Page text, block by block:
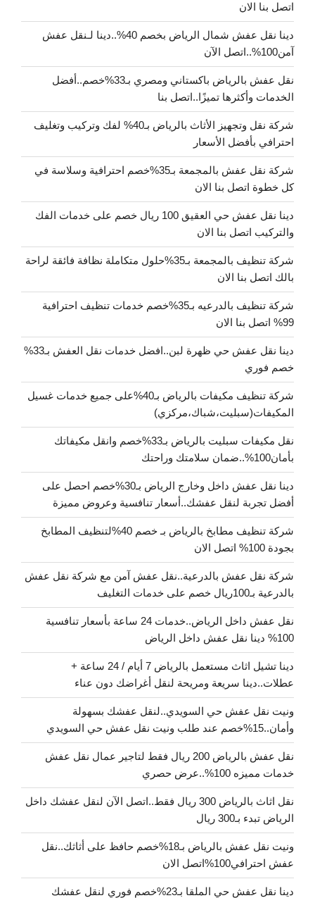
اتصل بنا الان
دينا نقل عفش شمال الرياض بخصم 40%..دينا لـنقل عفش
آمن100%..اتصل الآن
نقل عفش بالرياض باكستاني ومصري بـ33%خصم..أفضل
الخدمات وأكثرها تميزًا..اتصل بنا
شركة نقل وتجهيز الأثاث بالرياض بـ40% لفك وتركيب وتغليف
احترافي بأفضل الأسعار
شركة نقل عفش بالمجمعة بـ35%خصم احترافية وسلاسة في
كل خطوة اتصل بنا الان
دينا نقل عفش حي العقيق 100 ريال خصم على خدمات الفك
والتركيب اتصل بنا الان
شركة تنظيف بالمجمعة بـ35%حلول متكاملة نظافة فائقة لراحة
بالك اتصل بنا الان
شركة تنظيف بالدرعيه بـ35%خصم خدمات تنظيف احترافية
99% اتصل بنا الان
دينا نقل عفش حي ظهرة لبن..افضل خدمات نقل العفش بـ33%
خصم فوري
شركة تنظيف مكيفات بالرياض بـ40%على جميع خدمات غسيل
المكيفات(سبليت،شباك،مركزي)
نقل مكيفات سبليت بالرياض بـ33%خصم وانقل مكيفاتك
بأمان100%..ضمان سلامتك وراحتك
دينا نقل عفش داخل وخارج الرياض بـ30%خصم احصل على
أفضل تجربة لنقل عفشك..أسعار تنافسية وعروض مميزة
شركة تنظيف مطابخ بالرياض بـ خصم 40%لتنظيف المطابخ
بجودة 100% اتصل الان
شركة نقل عفش بالدرعية..نقل عفش آمن مع شركة نقل عفش
بالدرعية بـ100ريال خصم على خدمات التغليف
نقل عفش داخل الرياض..خدمات 24 ساعة بأسعار تنافسية
100% دينا نقل عفش داخل الرياض
دينا تشيل اثاث مستعمل بالرياض 7 أيام / 24 ساعة +
عطلات..دينا سريعة ومريحة لنقل أغراضك دون عناء
ونيت نقل عفش حي السويدي..لنقل عفشك بسهولة
وأمان..15%خصم عند طلب ونيت نقل عفش حي السويدي
نقل عفش بالرياض 200 ريال فقط لتاجير عمال نقل عفش
خدمات مميزه 100%..عرض حصري
نقل اثاث بالرياض 300 ريال فقط..اتصل الآن لنقل عفشك داخل
الرياض تبدء بـ300 ريال
ونيت نقل عفش بالرياض بـ18%خصم حافظ على أثاثك..نقل
عفش احترافي100%اتصل الان
دينا نقل عفش حي الملقا بـ23%خصم فوري لنقل عفشك